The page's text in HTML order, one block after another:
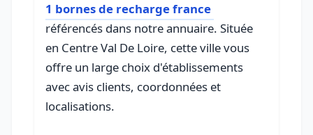
1 bornes de recharge france
référencés dans notre annuaire. Située
en Centre Val De Loire, cette ville vous
offre un large choix d'établissements
avec avis clients, coordonnées et
localisations.